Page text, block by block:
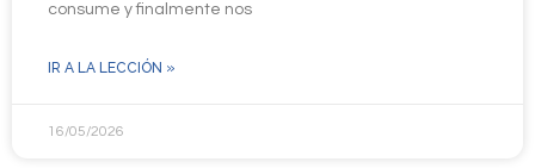
consume y finalmente nos
IR A LA LECCIÓN »
16/05/2026